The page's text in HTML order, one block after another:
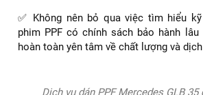
✅ Không nên bỏ qua việc tìm hiểu
phim PPF có chính sách bảo hành
hoàn toàn yên tâm về chất lượng và